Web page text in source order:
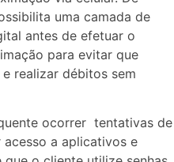
uma camada de
antes de efetuar o
para evitar que
realizar débitos sem
ocorrer tentativas de
a aplicativos e